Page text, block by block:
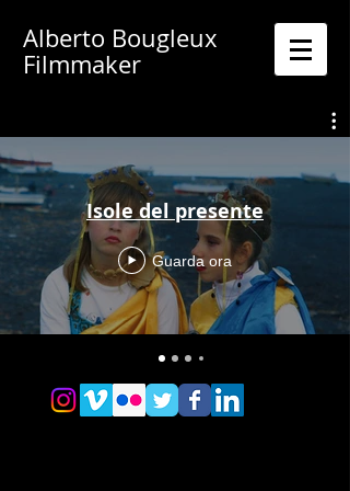
Alberto Bougleux
Filmmaker
Isole del presente
Guarda ora